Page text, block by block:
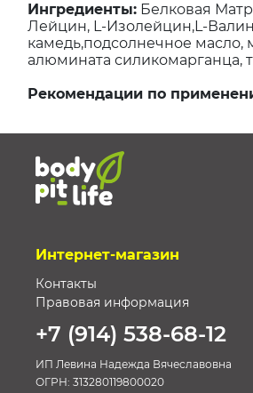
Ингредиенты: Белковая
Лейцин, L-Изолейцин,L-
камедь,подсолнечное
алюмината силикомарганца,
Рекомендации по
Интернет-магазин
Контакты
Правовая информация
+7 (914) 538-68-12
ИП Левина Надежда Вячеславовна
ОГРН: 313280119800020